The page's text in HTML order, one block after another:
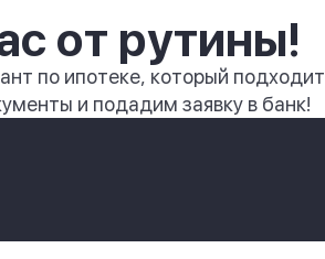
от рутины!
по ипотеке, который подходит
и подадим заявку в банк!